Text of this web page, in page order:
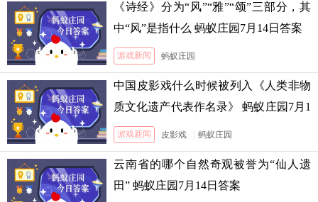
《诗经》分为“风”“雅”“颂”三部分，其
中“风”是指什么 蚂蚁庄园7月14日答案
游戏新闻 蚂蚁庄园
中国皮影戏什么时候被列入《人类非物
质文化遗产代表作名录》 蚂蚁庄园7月1
3日答案
游戏新闻 皮影戏 蚂蚁庄园
云南省的哪个自然奇观被誉为“仙人遗
田” 蚂蚁庄园7月14日答案